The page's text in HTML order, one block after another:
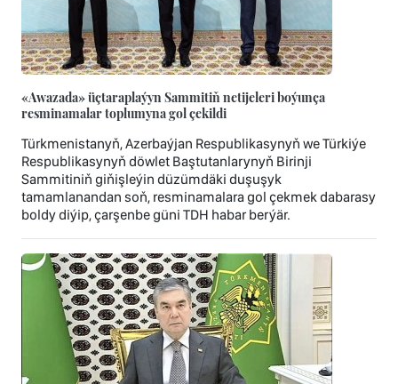
«Awazada» üçtaraplaýyn Sammitiň netijeleri boýunça
resminamalar toplumyna gol çekildi
Türkmenistanyň, Azerbaýjan Respublikasynyň we Türkiýe
Respublikasynyň döwlet Baştutanlarynyň Birinji
Sammitiniň giňişleýin düzümdäki duşuşyk
tamamlanandan soň, resminamalara gol çekmek dabarasy
boldy diýip, çarşenbe güni TDH habar berýär.